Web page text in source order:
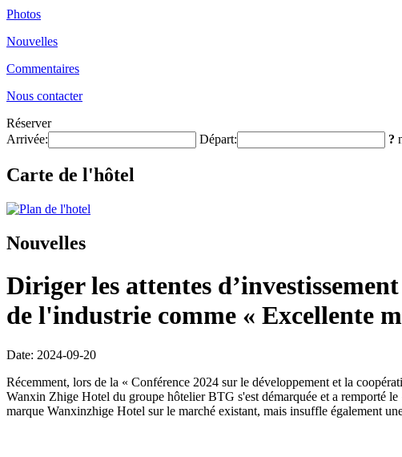
Photos
Nouvelles
Commentaires
Nous contacter
Réserver
Arrivée:
Départ: ?
Carte de l'hôtel
Nouvelles
Diriger les attentes
de l'industrie comme « Excellente
Date: 2024-09-20
Récemment, lors de la « Conférence 2024 sur le développement et la
Wanxin Zhige Hotel du groupe hôtelier BTG s'est démarquée et a remporté
marque Wanxinzhige Hotel sur le marché existant, mais insuffle également